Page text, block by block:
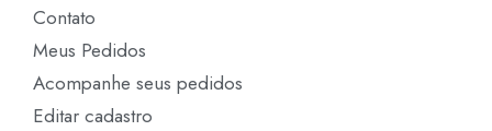
Contato
Meus Pedidos
Acompanhe seus pedidos
Editar cadastro